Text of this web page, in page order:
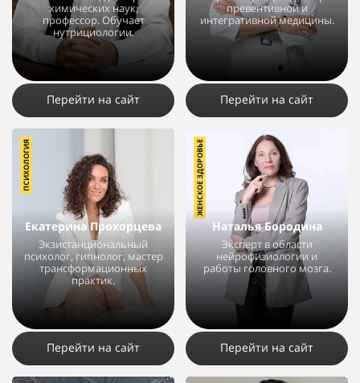
химических наук,
профессор. Обучает
нутрициологии.
Перейти на сайт
превентивной и
интегративной медицины.
Перейти на сайт
Екатерина Прохорцева
Экзистанциональный
психолог, гипнолог, мастер
трансформационных
практик.
ПСИХОЛОГИЯ
Перейти на сайт
Наталья Бородина
Эксперт в области
нейрофизиологии и
работы головного мозга.
8882 17
ЖЕНСКОЕ ЗДОРОВЬЕ
Перейти на сайт